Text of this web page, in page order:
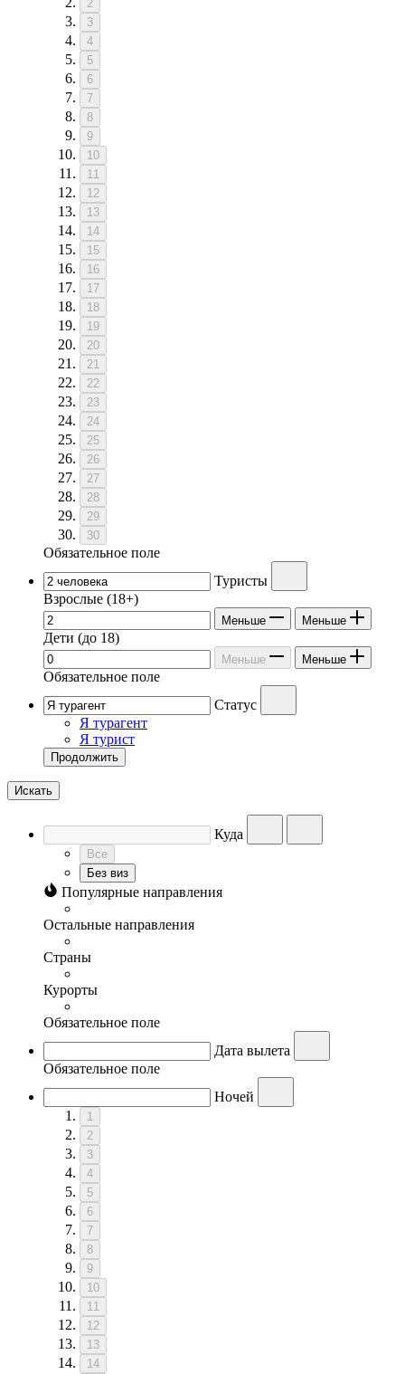
2
3
4
5
6
7
8
9
10
11
12
13
14
15
16
17
18
19
20
21
22
23
24
25
26
27
28
29
30
Обязательное поле
Туристы
Взрослые (18+)
Меньше Меньше
Дети (до 18)
Меньше Меньше
Обязательное поле
Статус
Я турагент
Я турист
Продолжить
Искать
Куда
Все
Без виз
Популярные направления
Остальные направления
Страны
Курорты
Обязательное поле
Дата вылета
Обязательное поле
Ночей
1
2
3
4
5
6
7
8
9
10
11
12
13
14